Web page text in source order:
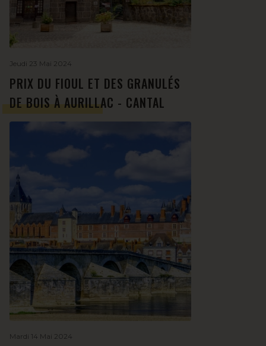
Jeudi 23 Mai 2024
PRIX DU FIOUL ET DES GRANULÉS
DE BOIS À AURILLAC - CANTAL
Mardi 14 Mai 2024